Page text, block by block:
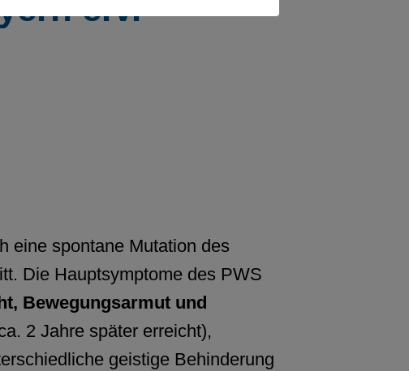
e.V.
eine spontane Mutation des
Die Hauptsymptome des PWS
Bewegungsarmut und
2 Jahre später erreicht),
geistige Behinderung